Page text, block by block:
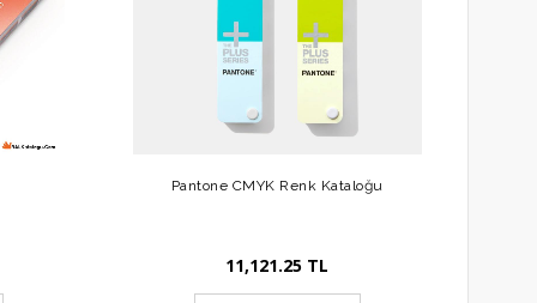
Pantone CMYK Renk Kataloğu
11,121.25 TL